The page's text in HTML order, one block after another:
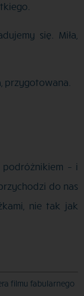
się. Miła,
przygotowana.
– i
do nas
nie tak jak
filmu fabularnego